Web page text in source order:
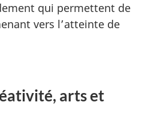
qui permettent de
vers l’atteinte de
arts et